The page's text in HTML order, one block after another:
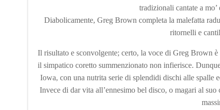
tradizionali cantate a
Diabolicamente, Greg Brown completa la malefatta
ritornelli e
Il risultato e sconvolgente; certo, la voce di Greg Brown
il simpatico coretto summenzionato non infierisce.
Iowa, con una nutrita serie di splendidi dischi alle spalle
Invece di dar vita all’ennesimo bel disco, o magari al